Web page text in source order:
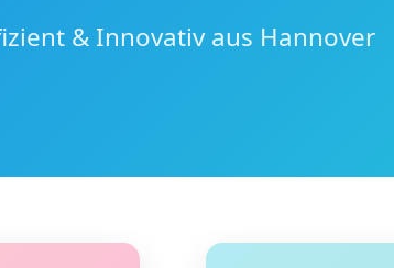
& Innovativ aus Hannover